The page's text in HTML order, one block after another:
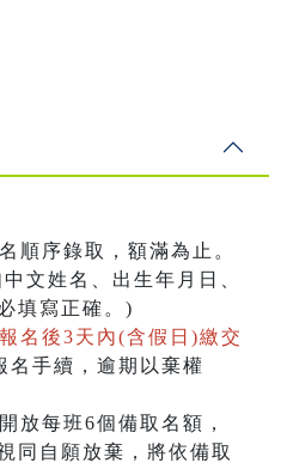
順序錄取，額滿為止。
文姓名、出生年月日、
填寫正確。)
名後3天內(含假日)繳交
名手續，逾期以棄權
放每班6個備取名額，
同自願放棄，將依備取